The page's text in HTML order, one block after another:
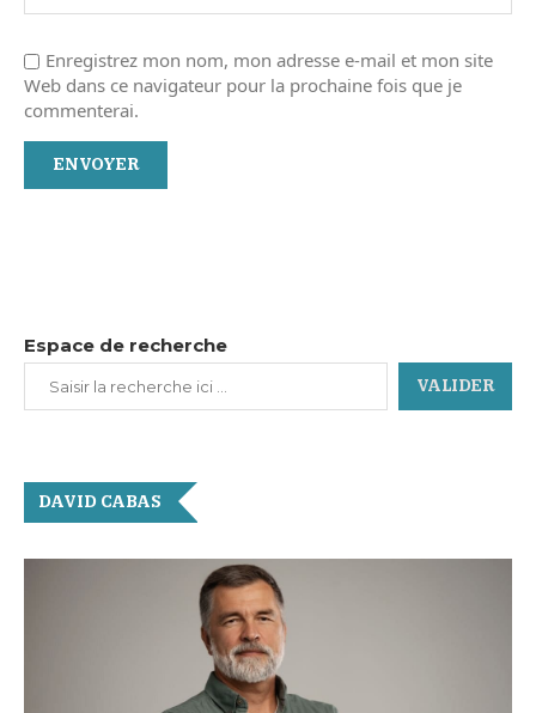
Enregistrez mon nom, mon adresse e-mail et mon site
Web dans ce navigateur pour la prochaine fois que je
commenterai.
Espace de recherche
VALIDER
DAVID CABAS